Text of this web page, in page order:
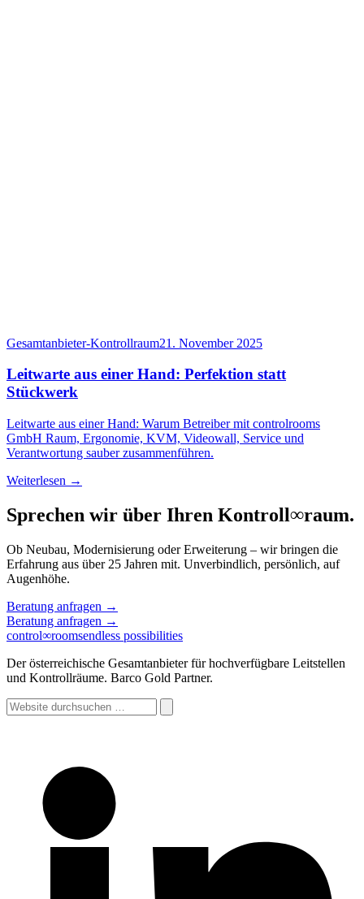
Gesamtanbieter-Kontrollraum21. November 2025
Leitwarte aus einer Hand: Perfektion statt
Stückwerk
Leitwarte aus einer Hand: Warum Betreiber mit controlrooms
GmbH Raum, Ergonomie, KVM, Videowall, Service und
Verantwortung sauber zusammenführen.
Weiterlesen →
Sprechen wir über Ihren Kontroll∞raum.
Ob Neubau, Modernisierung oder Erweiterung – wir bringen die
Erfahrung aus über 25 Jahren mit. Unverbindlich, persönlich, auf
Augenhöhe.
Beratung anfragen →
Beratung anfragen →
control∞roomsendless possibilities
Der österreichische Gesamtanbieter für hochverfügbare Leitstellen
und Kontrollräume. Barco Gold Partner.
Website
durchsuchen